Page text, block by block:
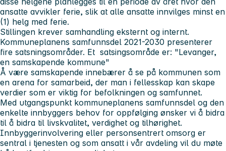
ansatte avvikler ferie, slik at alle ansatte innvilges minst en
(1) helg med ferie.
Stillingen krever samhandling eksternt og internt.
Kommuneplanens samfunnsdel 2021-2030 presenterer
fire satsningsområder. Et satsingsområde er: "Levanger,
en samskapende kommune"
Å være samskapende innebærer å se på kommunen som
en arena for samarbeid, der man i fellesskap kan skape
verdier som er viktig for befolkningen og samfunnet.
Med utgangspunkt kommuneplanens samfunnsdel og den
enkelte innbyggers behov for oppfølging ønsker vi å bidra
til å bidra til livskvalitet, verdighet og tilhørighet.
Innbyggerinvolvering eller personsentrert omsorg er
sentral i tjenesten og som ansatt i vår avdeling vil du møte